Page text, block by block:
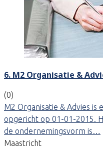
6. M2 Organisatie &
(0)
M2 Organisatie & Advies is
opgericht op 01-01-2015.
de ondernemingsvorm is…
Maastricht